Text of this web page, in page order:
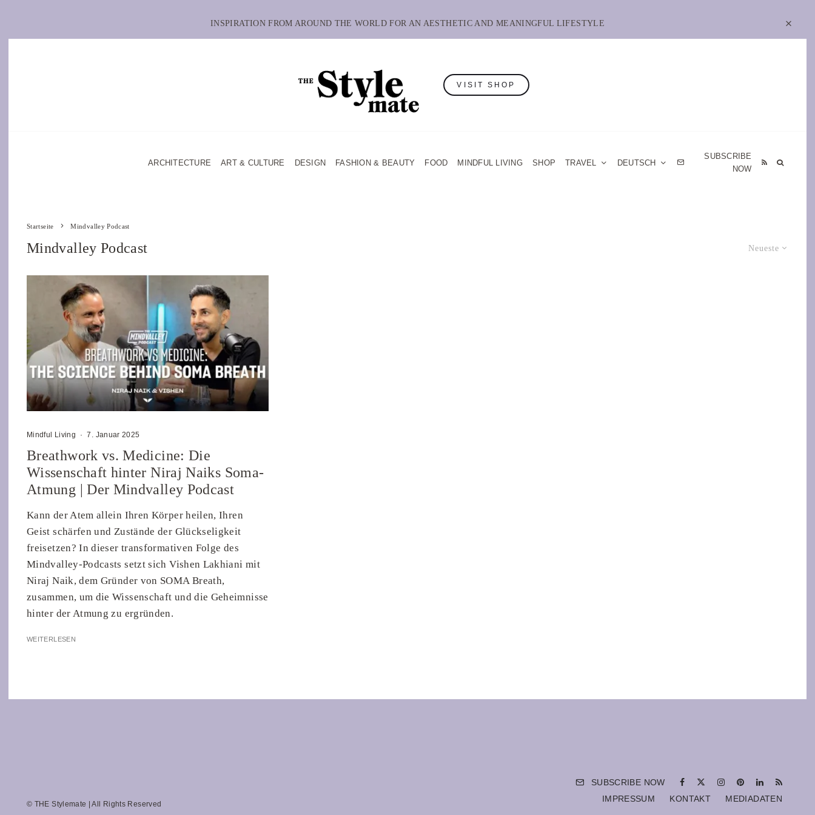
INSPIRATION FROM AROUND THE WORLD FOR AN AESTHETIC AND MEANINGFUL LIFESTYLE
VISIT SHOP
ARCHITECTURE ART & CULTURE DESIGN FASHION & BEAUTY FOOD MINDFUL LIVING SHOP TRAVEL DEUTSCH
SUBSCRIBE
NOW
Startseite Mindvalley Podcast
Neueste
Mindvalley Podcast
Mindful Living · 7. Januar 2025
Breathwork vs. Medicine: Die
Wissenschaft hinter Niraj Naiks Soma-
Atmung | Der Mindvalley Podcast
Kann der Atem allein Ihren Körper heilen, Ihren
Geist schärfen und Zustände der Glückseligkeit
freisetzen? In dieser transformativen Folge des
Mindvalley-Podcasts setzt sich Vishen Lakhiani mit
Niraj Naik, dem Gründer von SOMA Breath,
zusammen, um die Wissenschaft und die Geheimnisse
hinter der Atmung zu ergründen.
WEITERLESEN
© THE Stylemate | All Rights Reserved
SUBSCRIBE NOW
IMPRESSUM
KONTAKT MEDIADATEN